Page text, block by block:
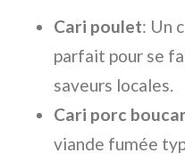
Cari poulet: Un
parfait pour se
saveurs locales.
Cari porc
viande fumée